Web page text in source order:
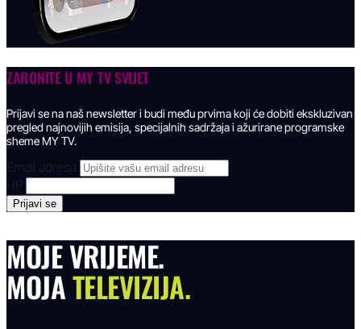
ZARONITE U MY TV SVIJET
Prijavi se na naš newsletter i budi među prvima koji će dobiti ekskluzivan
pregled najnovijih emisija, specijalnih sadržaja i ažurirane programske
sheme MY TV.
Email adresa
MOJE VRIJEME.
MOJATELEVIZIJA.